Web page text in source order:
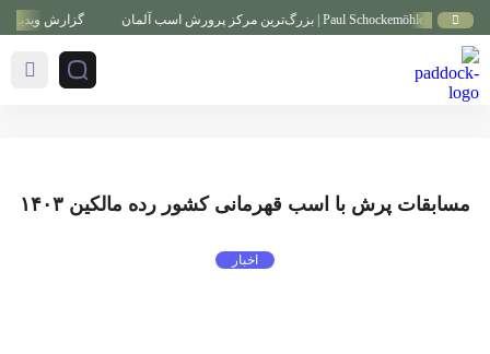
گزارش ویدیویی
مسابقات پرش با اسب قهرمانی کشور رده مالکین ۱۴۰۳
اخبار